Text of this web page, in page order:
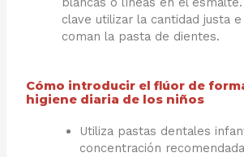
clave utilizar la cantidad justa
coman la pasta de dientes.
Cómo introducir el flúor de
higiene diaria de los niños
Utiliza pastas dentales
concentración